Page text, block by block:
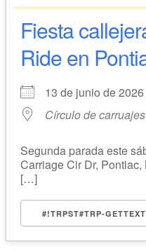
Fiesta
Ride en
13 de junio de
Círculo de carruajes
Segunda parada este
Carriage Cir Dr,
[…]
#!TRPST#TRP-